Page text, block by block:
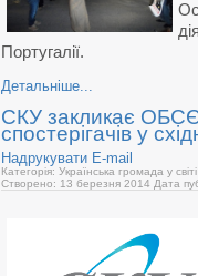
Португалії.
Детальніше...
СКУ закликає ОБСЄ
спостерігачів у
Надрукувати E-mail
Категорія: Українська громада у світі
Створено: 13 березня 2014 Дата